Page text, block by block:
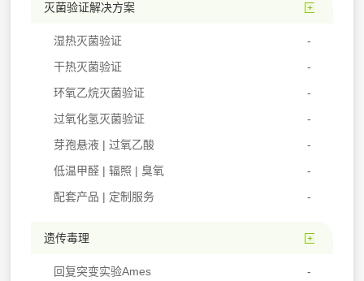
灭菌验证解决方案
湿热灭菌验证
干热灭菌验证
环氧乙烷灭菌验证
过氧化氢灭菌验证
芽孢悬液 | 过氧乙酸
低温甲醛 | 辐照 | 臭氧
配套产品 | 定制服务
遗传毒理
回复突变实验Ames